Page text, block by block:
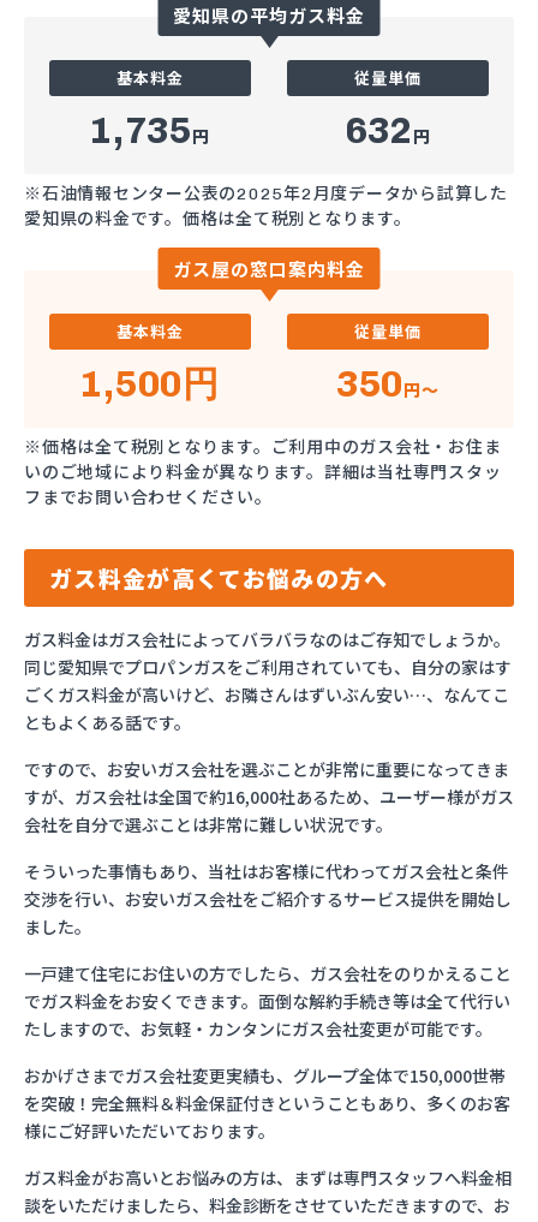
愛知県の平均ガス料金
基本料金
1,735円
従量単価
632 円
※石油情報センター公表の2025年2月度データから試算した
愛知県の料金です。価格は全て税別となります。
ガス屋の窓口案内料金
基本料金
1,500円
従量単価
350円～
※価格は全て税別となります。ご利用中のガス会社・お住ま
いのご地域により料金が異なります。詳細は当社専門スタッ
フまでお問い合わせください。
ガス料金が高くてお悩みの方へ
ガス料金はガス会社によってバラバラなのはご存知でしょうか。
同じ愛知県でプロパンガスをご利用されていても、自分の家はす
ごくガス料金が高いけど、お隣さんはずいぶん安い…、なんてこ
ともよくある話です。
ですので、お安いガス会社を選ぶことが非常に重要になってきま
すが、ガス会社は全国で約16,000社あるため、ユーザー様がガス
会社を自分で選ぶことは非常に難しい状況です。
そういった事情もあり、当社はお客様に代わってガス会社と条件
交渉を行い、お安いガス会社をご紹介するサービス提供を開始し
ました。
一戸建て住宅にお住いの方でしたら、ガス会社をのりかえること
でガス料金をお安くできます。面倒な解約手続き等は全て代行い
たしますので、お気軽・カンタンにガス会社変更が可能です。
おかげさまでガス会社変更実績も、グループ全体で150,000世帯
を突破！完全無料＆料金保証付きということもあり、多くのお客
様にご好評いただいております。
ガス料金がお高いとお悩みの方は、まずは専門スタッフへ料金相
談をいただけましたら、料金診断をさせていただきますので、お